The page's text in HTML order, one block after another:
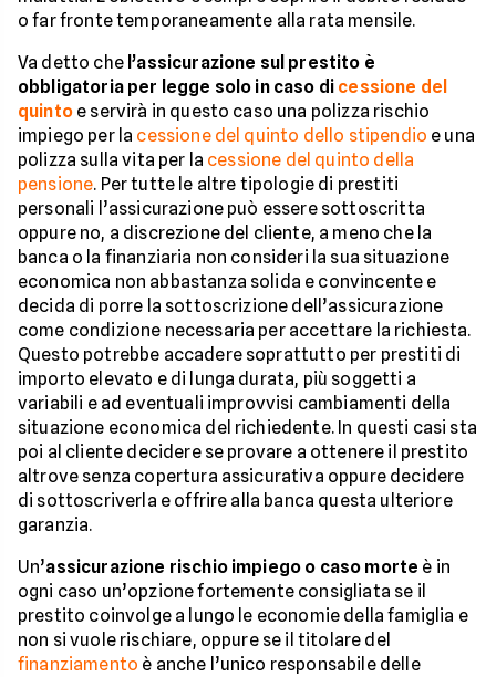
o far fronte temporaneamente alla rata mensile.
Va detto che l’assicurazione sul prestito è
obbligatoria per legge solo in caso di cessione del
quintoe servirà in questo caso una polizza rischio
impiego per la cessione del quinto dello stipendio e una
polizza sulla vita per la cessione del quinto della
pensione. Per tutte le altre tipologie di prestiti
personali l’assicurazione può essere sottoscritta
oppure no, a discrezione del cliente, a meno che la
banca o la finanziaria non consideri la sua situazione
economica non abbastanza solida e convincente e
decida di porre la sottoscrizione dell’assicurazione
come condizione necessaria per accettare la richiesta.
Questo potrebbe accadere soprattutto per prestiti di
importo elevato e di lunga durata, più soggetti a
variabili e ad eventuali improvvisi cambiamenti della
situazione economica del richiedente. In questi casi sta
poi al cliente decidere se provare a ottenere il prestito
altrove senza copertura assicurativa oppure decidere
di sottoscriverla e offrire alla banca questa ulteriore
garanzia.
Un’assicurazione rischio impiego o caso morte è in
ogni caso un’opzione fortemente consigliata se il
prestito coinvolge a lungo le economie della famiglia e
non si vuole rischiare, oppure se il titolare del
finanziamento è anche l’unico responsabile delle